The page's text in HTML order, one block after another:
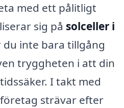
med ett pålitligt
sig på solceller i
du inte bara tillgång
tryggheten i att din
I takt med
strävar efter